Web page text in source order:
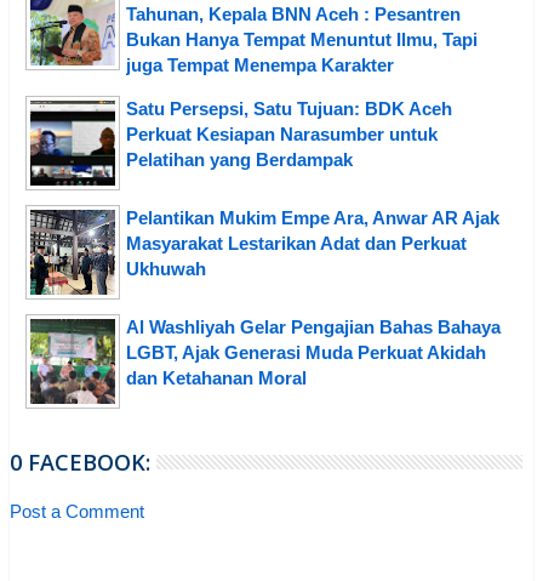
Tahunan, Kepala BNN Aceh : Pesantren
Bukan Hanya Tempat Menuntut Ilmu, Tapi
juga Tempat Menempa Karakter
Satu Persepsi, Satu Tujuan: BDK Aceh
Perkuat Kesiapan Narasumber untuk
Pelatihan yang Berdampak
Pelantikan Mukim Empe Ara, Anwar AR Ajak
Masyarakat Lestarikan Adat dan Perkuat
Ukhuwah
Al Washliyah Gelar Pengajian Bahas Bahaya
LGBT, Ajak Generasi Muda Perkuat Akidah
dan Ketahanan Moral
0 FACEBOOK:
Post a Comment